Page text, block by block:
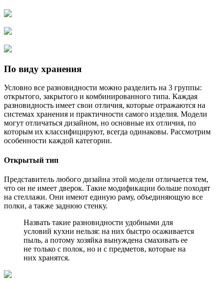
По виду хранения
Условно все разновидности можно разделить на 3 группы:
открытого, закрытого и комбинированного типа. Каждая
разновидность имеет свои отличия, которые отражаются на
системах хранения и практичности самого изделия. Модели
могут отличаться дизайном, но основные их отличия, по
которым их классифицируют, всегда одинаковы. Рассмотрим
особенности каждой категории.
Открытый тип
Представитель любого дизайна этой модели отличается тем,
что он не имеет дверок. Такие модификации больше походят
на стеллажи. Они имеют единую раму, объединяющую все
полки, а также заднюю стенку.
Назвать такие разновидности удобными для
условий кухни нельзя: на них быстро осаживается
пыль, а потому хозяйка вынуждена смахивать ее
не только с полок, но и с предметов, которые на
них хранятся.